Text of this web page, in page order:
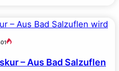
– Aus Bad Salzuflen